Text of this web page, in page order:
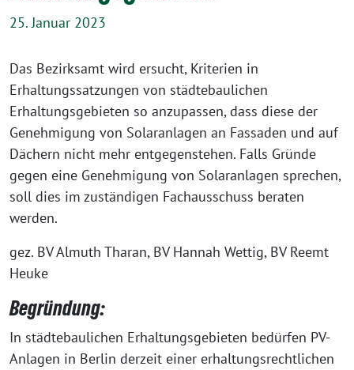
25. Januar 2023
Das Bezirksamt wird ersucht, Kriterien in
Erhaltungssatzungen von städtebaulichen
Erhaltungsgebieten so anzupassen, dass diese der
Genehmigung von Solaranlagen an Fassaden und auf
Dächern nicht mehr entgegenstehen. Falls Gründe
gegen eine Genehmigung von Solaranlagen sprechen,
soll dies im zuständigen Fachausschuss beraten
werden.
gez. BV Almuth Tharan, BV Hannah Wettig, BV Reemt
Heuke
Begründung:
In städtebaulichen Erhaltungsgebieten bedürfen PV-
Anlagen in Berlin derzeit einer erhaltungsrechtlichen